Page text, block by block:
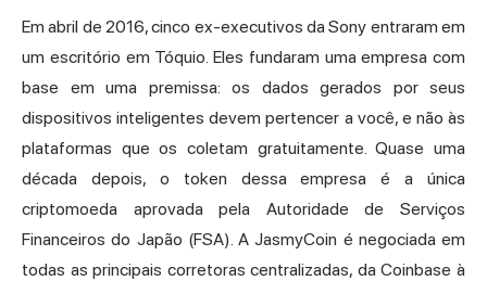
Em abril de 2016, cinco ex-executivos da Sony entraram em
um escritório em Tóquio. Eles fundaram uma empresa com
base em uma premissa: os dados gerados por seus
dispositivos inteligentes devem pertencer a você, e não às
plataformas que os coletam gratuitamente. Quase uma
década depois, o token dessa empresa é a única
criptomoeda aprovada pela Autoridade de Serviços
Financeiros do Japão (FSA). A JasmyCoin é negociada em
todas as principais corretoras centralizadas, da Coinbase à